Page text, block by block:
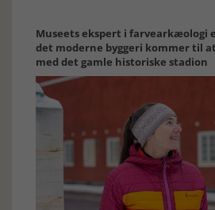
Museets ekspert i farvearkæologi
det moderne byggeri kommer til
med det gamle historiske stadion